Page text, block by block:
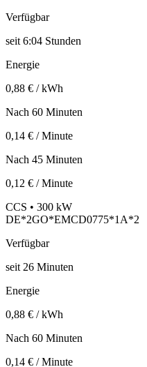
Verfügbar
seit 6:04 Stunden
Energie
0,88 € / kWh
Nach 60 Minuten
0,14 € / Minute
Nach 45 Minuten
0,12 € / Minute
CCS • 300 kW
DE*2GO*EMCD0775*1A*2
Verfügbar
seit 26 Minuten
Energie
0,88 € / kWh
Nach 60 Minuten
0,14 € / Minute